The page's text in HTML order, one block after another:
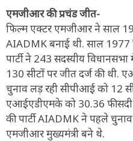
एमजीआर की प्रचंड जीत-
फिल्म एक्टर एमजीआर ने साल
AIADMK बनाई थी. साल
पार्टी ने 243 सदस्यीय
130 सीटों पर जीत दर्ज की थी.
चुनाव लड़ रही सीपीआई को 12
एआईएडीएमके को 30.36
की पार्टी AIADMK ने पहले
एमजीआर मुख्यमंत्री बने थे.